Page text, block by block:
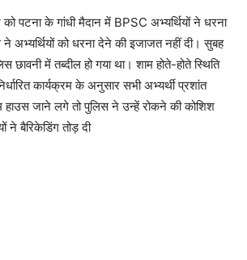
को पटना के गांधी मैदान में BPSC अभ्यर्थियों ने धरना
ने अभ्यर्थियों को धरना देने की इजाजत नहीं दी। सुबह
छावनी में तब्दील हो गया था। शाम होते-होते स्थिति
कार्यक्रम के अनुसार सभी अभ्यर्थी प्रशांत
हाउस जाने लगे तो पुलिस ने उन्हें रोकने की कोशिश
ने बैरिकेडिंग तोड़ दी